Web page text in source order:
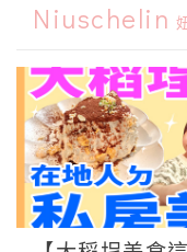
Niuschelin